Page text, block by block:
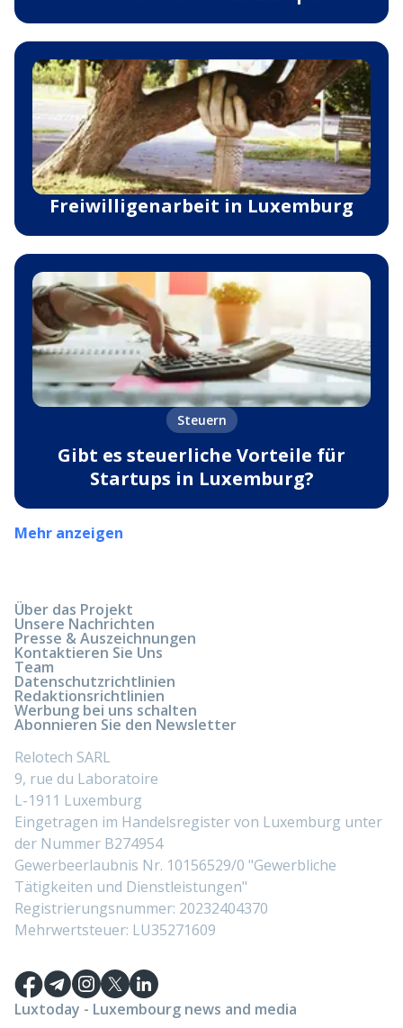
Freiwilligenarbeit in Luxemburg
Steuern
Gibt es steuerliche Vorteile für
Startups in Luxemburg?
Mehr anzeigen
Über das Projekt
Unsere Nachrichten
Presse & Auszeichnungen
Kontaktieren Sie Uns
Team
Datenschutzrichtlinien
Redaktionsrichtlinien
Werbung bei uns schalten
Abonnieren Sie den Newsletter
Relotech SARL
9, rue du Laboratoire
L-1911 Luxemburg
Eingetragen im Handelsregister von Luxemburg unter
der Nummer B274954
Gewerbeerlaubnis Nr. 10156529/0 "Gewerbliche
Tätigkeiten und Dienstleistungen"
Registrierungsnummer: 20232404370
Mehrwertsteuer: LU35271609
Luxtoday - Luxembourg news and media